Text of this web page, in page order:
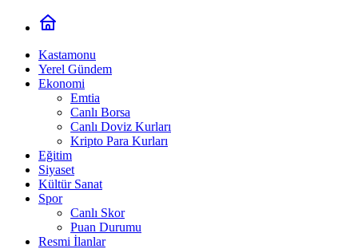
Kastamonu
Yerel Gündem
Ekonomi
Emtia
Canlı Borsa
Canlı Doviz Kurları
Kripto Para Kurları
Eğitim
Siyaset
Kültür Sanat
Spor
Canlı Skor
Puan Durumu
Resmi İlanlar